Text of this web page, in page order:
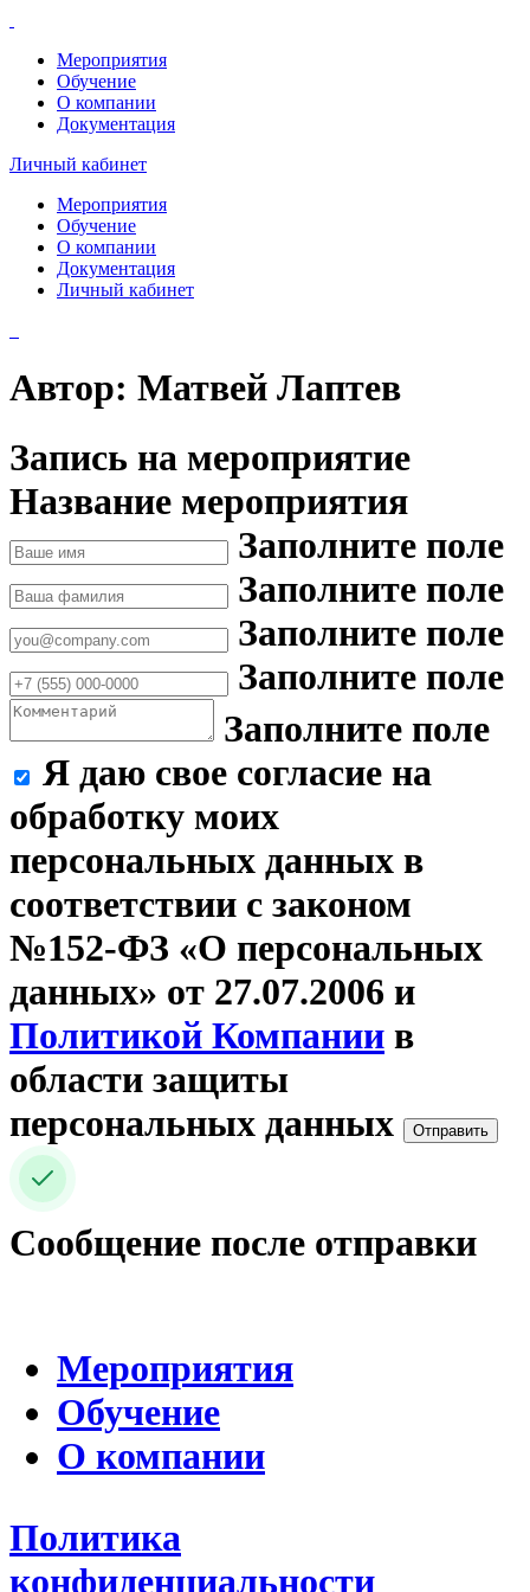
Мероприятия
Обучение
О компании
Документация
Личный кабинет
Мероприятия
Обучение
О компании
Документация
Личный кабинет
Автор: Матвей Лаптев
Запись на мероприятие
Название мероприятия
Заполните поле
Заполните поле
Заполните поле
Заполните поле
Заполните поле
Я даю свое согласие на
обработку моих
персональных данных в
соответствии с законом
№152-ФЗ «О персональных
данных» от 27.07.2006 и
Политикой Компании в
области защиты
персональных данных
Отправить
Сообщение после отправки
Мероприятия
Обучение
О компании
Политика
конфиденциальности